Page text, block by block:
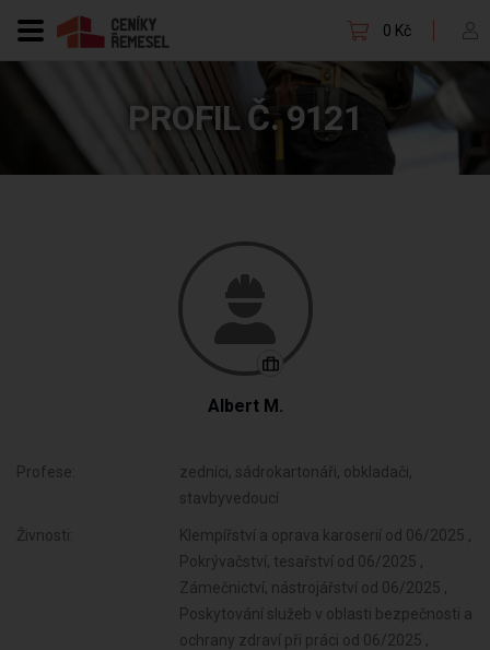
0 Kč
PROFIL Č. 9121
Albert M.
Profese:
zedníci, sádrokartonáři, obkladači,
stavbyvedoucí
Živnosti:
Klempířství a oprava karoserií od 06/2025 ,
Pokrývačství, tesařství od 06/2025 ,
Zámečnictví, nástrojářství od 06/2025 ,
Poskytování služeb v oblasti bezpečnosti a
ochrany zdraví při práci od 06/2025 ,